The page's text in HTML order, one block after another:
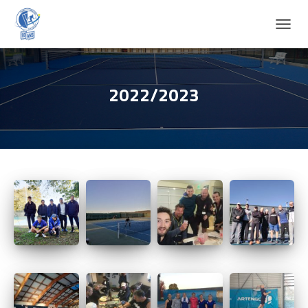
É
P
I
L
N
V
G
A
T
I
O
N
2022/2023